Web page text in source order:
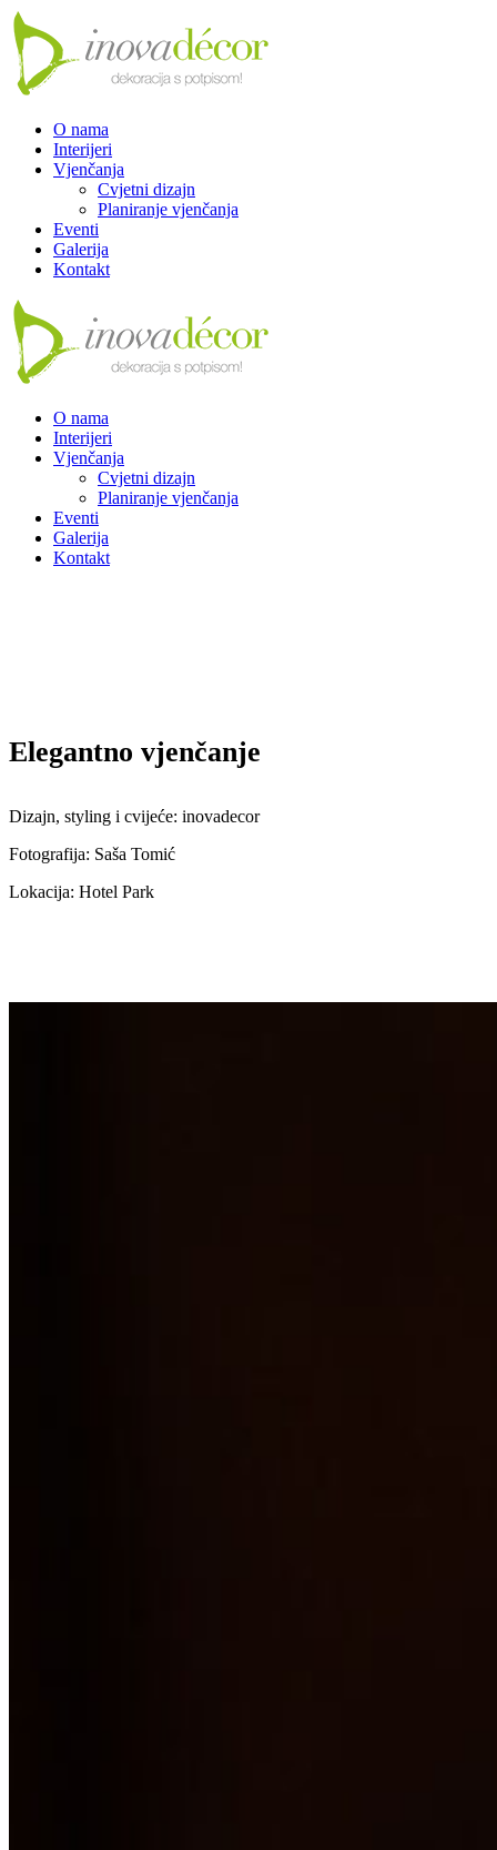
O nama
Interijeri
Vjenčanja
Cvjetni dizajn
Planiranje vjenčanja
Eventi
Galerija
Kontakt
O nama
Interijeri
Vjenčanja
Cvjetni dizajn
Planiranje vjenčanja
Eventi
Galerija
Kontakt
Elegantno vjenčanje
Dizajn, styling i cvijeće: inovadecor
Fotografija: Saša Tomić
Lokacija: Hotel Park